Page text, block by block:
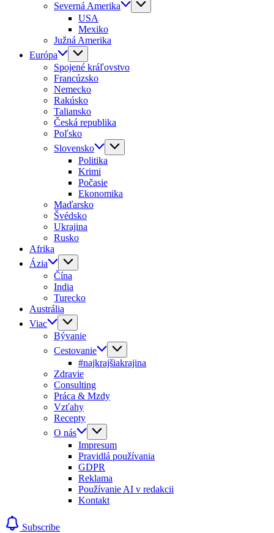
Severná Amerika
USA
Mexiko
Južná Amerika
Európa
Spojené kráľovstvo
Francúzsko
Nemecko
Rakúsko
Taliansko
Česká republika
Poľsko
Slovensko
Politika
Krimi
Počasie
Ekonomika
Maďarsko
Švédsko
Ukrajina
Rusko
Afrika
Ázia
Čína
India
Turecko
Austrália
Viac
Bývanie
Cestovanie
#najkrajšiakrajina
Zdravie
Consulting
Práca & Mzdy
Vzťahy
Recepty
O nás
Impresum
Pravidlá používania
GDPR
Reklama
Používanie AI v redakcii
Kontakt
Subscribe